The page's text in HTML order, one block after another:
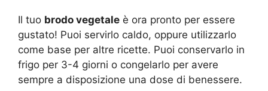
Il tuo brodo vegetale è ora pronto per essere
gustato! Puoi servirlo caldo, oppure utilizzarlo
come base per altre ricette. Puoi conservarlo in
frigo per 3-4 giorni o congelarlo per avere
sempre a disposizione una dose di benessere.